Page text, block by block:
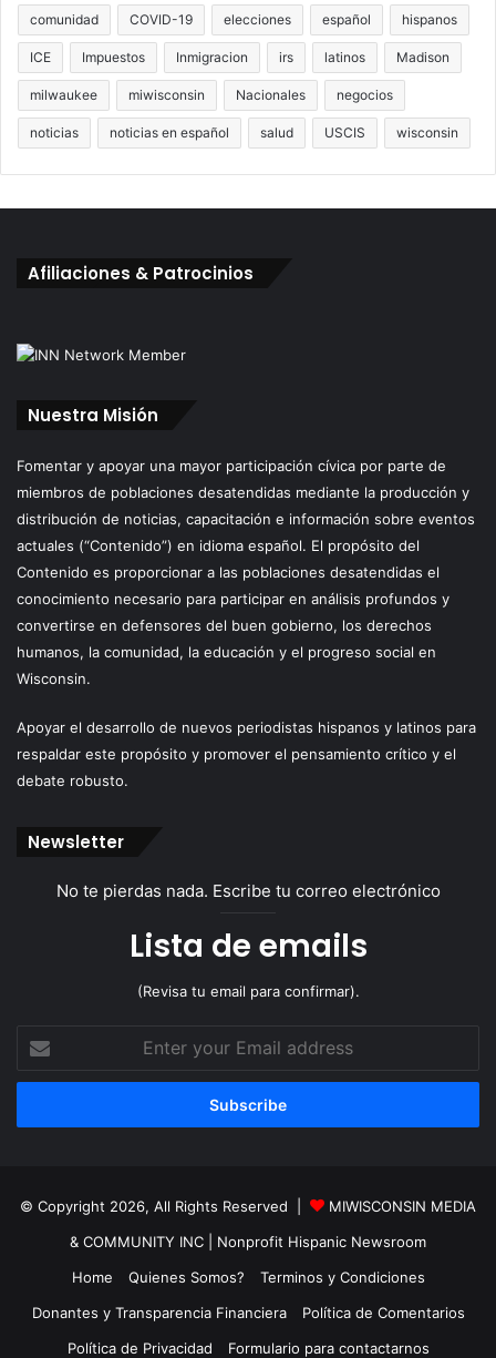
comunidad COVID-19 elecciones español hispanos
ICE Impuestos Inmigracion irs latinos Madison
milwaukee miwisconsin Nacionales negocios
noticias noticias en español salud USCIS wisconsin
Afiliaciones & Patrocinios
Nuestra Misión
Fomentar y apoyar una mayor participación cívica por parte de
miembros de poblaciones desatendidas mediante la producción y
distribución de noticias, capacitación e información sobre eventos
actuales (“Contenido”) en idioma español. El propósito del
Contenido es proporcionar a las poblaciones desatendidas el
conocimiento necesario para participar en análisis profundos y
convertirse en defensores del buen gobierno, los derechos
humanos, la comunidad, la educación y el progreso social en
Wisconsin.
Apoyar el desarrollo de nuevos periodistas hispanos y latinos para
respaldar este propósito y promover el pensamiento crítico y el
debate robusto.
Newsletter
No te pierdas nada. Escribe tu correo electrónico
Lista de emails
(Revisa tu email para confirmar).
your
Email
© Copyright 2026, All Rights Reserved |
MIWISCONSIN MEDIA
& COMMUNITY INC
| Nonprofit Hispanic Newsroom
Home
Quienes Somos?
Terminos y Condiciones
Donantes y Transparencia Financiera
Política de Comentarios
Política de Privacidad
Formulario para contactarnos